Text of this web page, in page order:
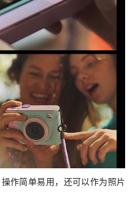
作简单易用，还可以作为照片